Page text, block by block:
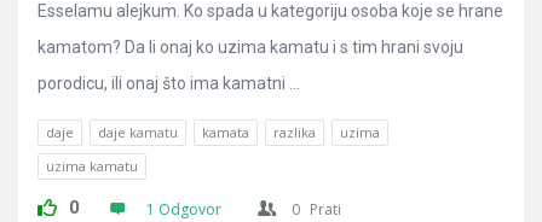
Esselamu alejkum. Ko spada u kategoriju osoba koje se hrane
kamatom? Da li onaj ko uzima kamatu i s tim hrani svoju
porodicu, ili onaj što ima kamatni ...
daje daje kamatu kamata razlika
uzima
uzima kamatu
0 1 Odgovor 0 Prati